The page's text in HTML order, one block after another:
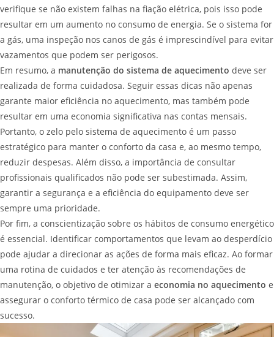
verifique se não existem falhas na fiação elétrica, pois isso pode
resultar em um aumento no consumo de energia. Se o sistema for
a gás, uma inspeção nos canos de gás é imprescindível para evitar
vazamentos que podem ser perigosos.
Em resumo, a manutenção do sistema de aquecimento deve ser
realizada de forma cuidadosa. Seguir essas dicas não apenas
garante maior eficiência no aquecimento, mas também pode
resultar em uma economia significativa nas contas mensais.
Portanto, o zelo pelo sistema de aquecimento é um passo
estratégico para manter o conforto da casa e, ao mesmo tempo,
reduzir despesas. Além disso, a importância de consultar
profissionais qualificados não pode ser subestimada. Assim,
garantir a segurança e a eficiência do equipamento deve ser
sempre uma prioridade.
Por fim, a conscientização sobre os hábitos de consumo energético
é essencial. Identificar comportamentos que levam ao desperdício
pode ajudar a direcionar as ações de forma mais eficaz. Ao formar
uma rotina de cuidados e ter atenção às recomendações de
manutenção, o objetivo de otimizar a economia no aquecimento e
assegurar o conforto térmico de casa pode ser alcançado com
sucesso.